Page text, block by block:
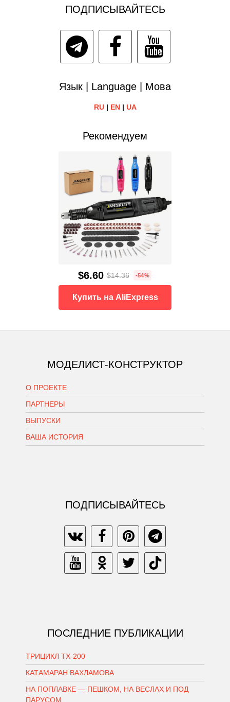
ПОДПИСЫВАЙТЕСЬ
Язык | Language | Мова
RU| EN| UA
Рекомендуем
$6.60 $14.36 -54%
Купить на AliExpress
МОДЕЛИСТ-КОНСТРУКТОР
О ПРОЕКТЕ
ПАРТНЕРЫ
ВЫПУСКИ
ВАША ИСТОРИЯ
ПОДПИСЫВАЙТЕСЬ
ПОСЛЕДНИЕ ПУБЛИКАЦИИ
ТРИЦИКЛ ТХ-200
КАТАМАРАН ВАХЛАМОВА
НА ПОПЛАВКЕ — ПЕШКОМ, НА ВЕСЛАХ И ПОД
ПАРУСОМ